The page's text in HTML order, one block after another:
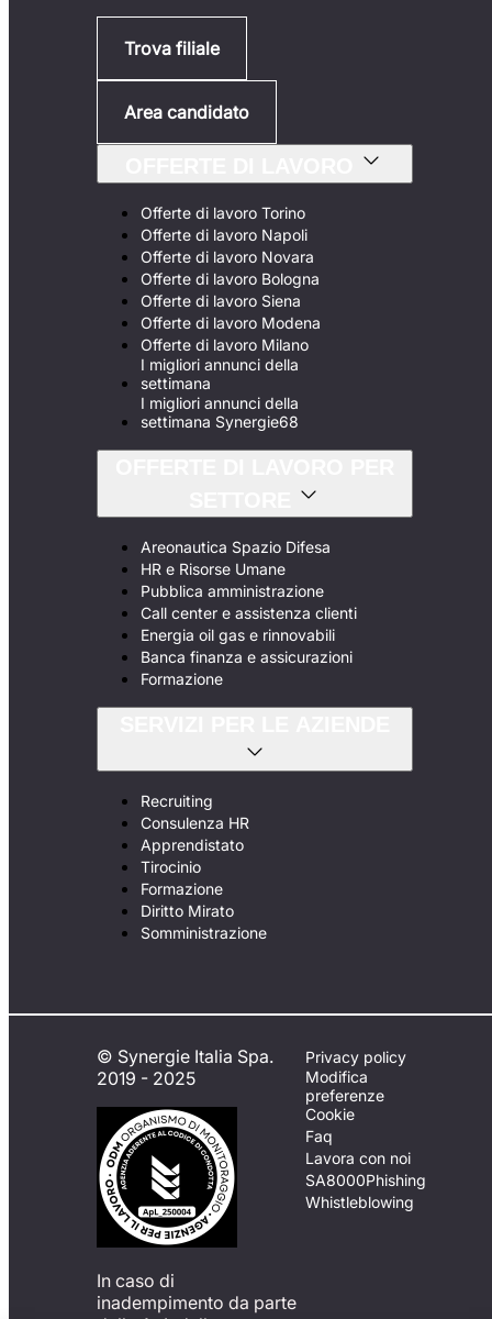
Trova filiale
Area candidato
Offerte di lavoro Torino
Offerte di lavoro Napoli
Offerte di lavoro Novara
Offerte di lavoro Bologna
Offerte di lavoro Siena
Offerte di lavoro Modena
Offerte di lavoro Milano
I migliori annunci della
settimana
I migliori annunci della
settimana Synergie68
Areonautica Spazio Difesa
HR e Risorse Umane
Pubblica amministrazione
Call center e assistenza clienti
Energia oil gas e rinnovabili
Banca finanza e assicurazioni
Formazione
Recruiting
Consulenza HR
Apprendistato
Tirocinio
Formazione
Diritto Mirato
Somministrazione
© Synergie Italia Spa.
2019 - 2025
In caso di
inadempimento da parte
Privacy policy
Modifica
preferenze
Cookie
Faq
Lavora con noi
SA8000Phishing
Whistleblowing